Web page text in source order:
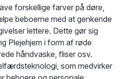
forskellige farver på døre,
beboerne med at genkende
lettere. Dette gør sig
Plejehjem i form af røde
håndvaske, fliser osv.
som medvirker